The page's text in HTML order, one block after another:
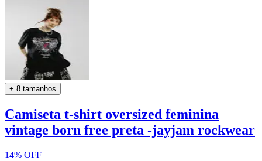
+ 8 tamanhos
Camiseta t-shirt oversized feminina
vintage born free preta -jayjam rockwear
14% OFF